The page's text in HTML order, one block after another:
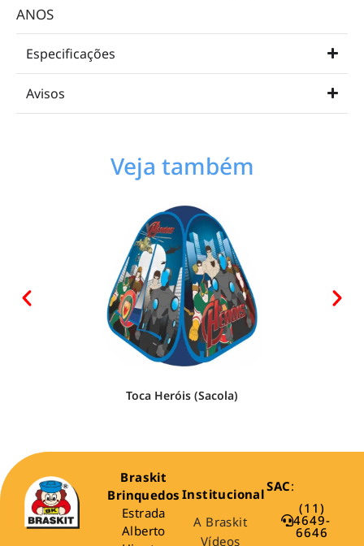
ANOS
Especificações
Avisos
Veja também
Toca Heróis (Sacola)
Braskit
Brinquedos
Estrada
Alberto
Institucional
A Braskit
Vídeos
SAC:
(11)
4649-
6646